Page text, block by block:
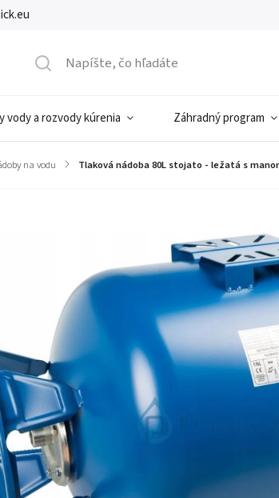
vody a rozvody kúrenia Záhradný program
na vodu / Tlaková nádoba 80L stojato - ležatá s